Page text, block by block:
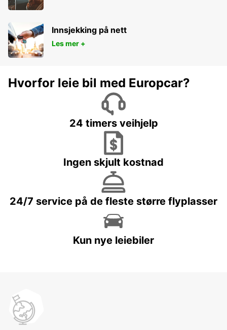
Innsjekking på nett
Les mer +
Hvorfor leie bil med Europcar?
24 timers veihjelp
Ingen skjult kostnad
24/7 service på de fleste større flyplasser
Kun nye leiebiler